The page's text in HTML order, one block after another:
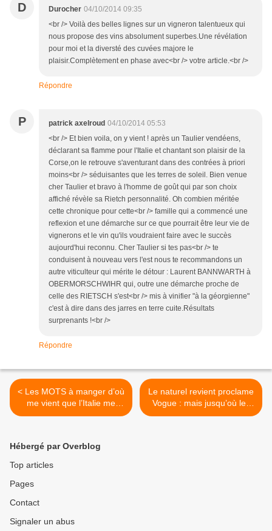
D Durocher 04/10/2014 09:35
<br /> Voilà des belles lignes sur un vigneron talentueux qui
nous propose des vins absolument superbes.Une révélation
pour moi et la diversté des cuvées majore le
plaisir.Complètement en phase avec<br /> votre article.<br />
Répondre
P patrick axelroud 04/10/2014 05:53
<br /> Et bien voila, on y vient ! après un Taulier vendéens,
déclarant sa flamme pour l'Italie et chantant son plaisir de la
Corse,on le retrouve s'aventurant dans des contrées à priori
moins<br /> séduisantes que les terres de soleil. Bien venue
cher Taulier et bravo à l'homme de goût qui par son choix
affiché révèle sa Rietch personnalité. Oh combien méritée
cette chronique pour cette<br /> famille qui a commencé une
reflexion et une démarche sur ce que pourrait être leur vie de
vignerons et le vin qu'ils voudraient faire avec le succès
aujourd'hui reconnu. Cher Taulier si tes pas<br /> te
conduisent à nouveau vers l'est nous te recommandons un
autre viticulteur qui mérite le détour : Laurent BANNWARTH à
OBERMORSCHWIHR qui, outre une démarche proche de
celle des RIETSCH s'est<br /> mis à vinifier "à la géorgienne"
c'est à dire dans des jarres en terre cuite.Résultats
surprenants !<br />
Répondre
< Les MOTS à manger d’où
me vient que l’Italie me
donne si faim ? De la
Le naturel revient proclame
Vogue : mais jusqu’où les
naturistes iront-ils ? >
Hébergé par Overblog
Top articles
Pages
Contact
Signaler un abus